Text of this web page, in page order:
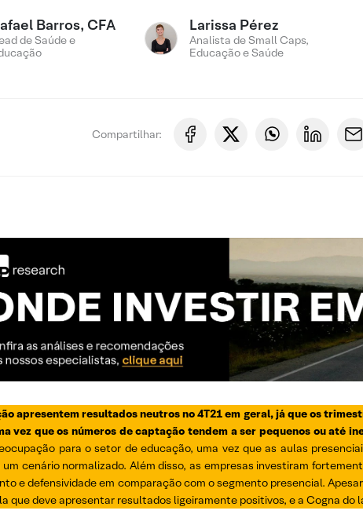
Barros, CFA
de Saúde e
Larissa Pérez
Analista de Small Caps,
Educação e Saúde
Compartilhar:
apresentem resultados neutros no 4T21 em geral, já que os
vez que os números de captação tendem a ser pequenos ou até
para o setor de educação, uma vez que as aulas
cenário normalizado. Além disso, as empresas investiram
e defensividade em comparação com o segmento presencial.
que deve apresentar resultados ligeiramente positivos, e a Cogna